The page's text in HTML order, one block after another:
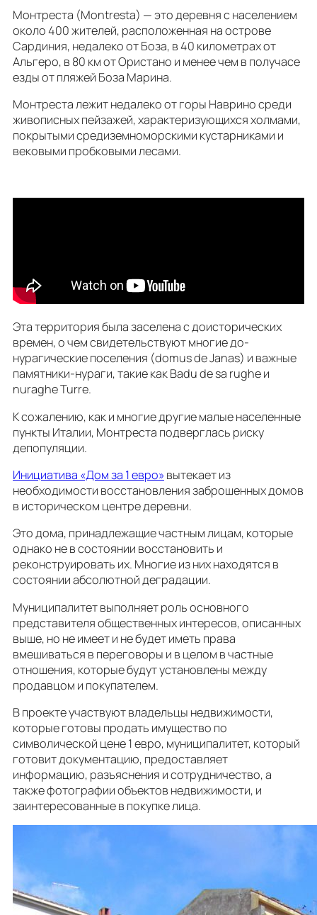
Монтреста (Montresta) — это деревня с населением
около 400 жителей, расположенная на острове
Сардиния, недалеко от Боза, в 40 километрах от
Альгеро, в 80 км от Ористано и менее чем в получасе
езды от пляжей Боза Марина.
Монтреста лежит недалеко от горы Наврино среди
живописных пейзажей, характеризующихся холмами,
покрытыми средиземноморскими кустарниками и
вековыми пробковыми лесами.
Эта территория была заселена с доисторических
времен, о чем свидетельствуют многие до-
нурагические поселения (domus de Janas) и важные
памятники-нураги, такие как Badu de sa rughe и
nuraghe Turre.
К сожалению, как и многие другие малые населенные
пункты Италии, Монтреста подверглась риску
депопуляции.
Инициатива «Дом за 1 евро» вытекает из
необходимости восстановления заброшенных домов
в историческом центре деревни.
Это дома, принадлежащие частным лицам, которые
однако не в состоянии восстановить и
реконструировать их. Многие из них находятся в
состоянии абсолютной деградации.
Муниципалитет выполняет роль основного
представителя общественных интересов, описанных
выше, но не имеет и не будет иметь права
вмешиваться в переговоры и в целом в частные
отношения, которые будут установлены между
продавцом и покупателем.
В проекте участвуют владельцы недвижимости,
которые готовы продать имущество по
символической цене 1 евро, муниципалитет, который
готовит документацию, предоставляет
информацию, разъяснения и сотрудничество, а
также фотографии объектов недвижимости, и
заинтересованные в покупке лица.